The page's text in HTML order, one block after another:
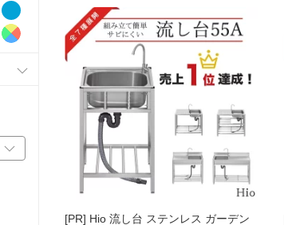
[PR] Hio 流し台 ステンレス ガーデン